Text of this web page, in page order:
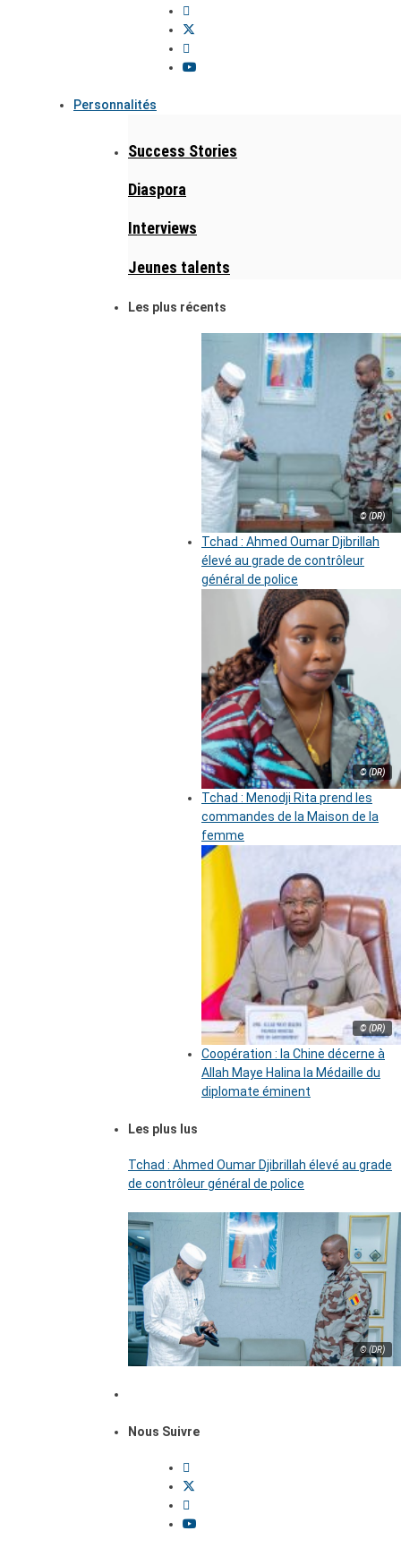
Personnalités
Success Stories
Diaspora
Interviews
Jeunes talents
Les plus récents
© (DR)
Tchad : Ahmed Oumar Djibrillah
élevé au grade de contrôleur
général de police
© (DR)
Tchad : Menodji Rita prend les
commandes de la Maison de la
femme
© (DR)
Coopération : la Chine décerne à
Allah Maye Halina la Médaille du
diplomate éminent
Les plus lus
Tchad : Ahmed Oumar Djibrillah élevé au grade
de contrôleur général de police
© (DR)
Nous Suivre